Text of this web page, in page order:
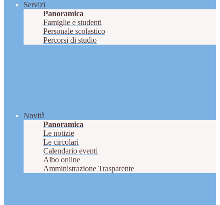
Servizi
Panoramica
Famiglie e studenti
Personale scolastico
Percorsi di studio
Novità
Panoramica
Le notizie
Le circolari
Calendario eventi
Albo online
Amministrazione Trasparente